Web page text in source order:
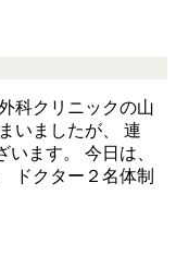
科クリニックの山
いましたが、 連
ます。 今日は、
ドクター２名体制